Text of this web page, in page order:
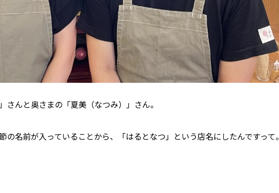
さんと奥さまの「夏美（なつみ）」さん。
の名前が入っていることから、「はるとなつ」という店名にしたんですって。